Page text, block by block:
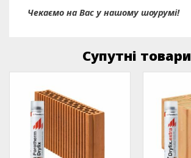
Чекаємо на Вас у нашому шоурумі!
Супутні товари